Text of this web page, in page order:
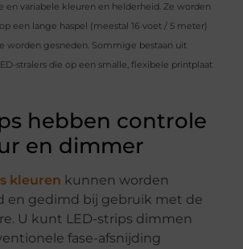
en variabele kleuren en helderheid. Ze worden
een lange haspel (meestal 16 voet / 5 meter)
worden gesneden. Sommige bestaan ​​uit
stralers die op een smalle, flexibele printplaat
hebben controle
en dimmer
kleuren kunnen worden
en gedimd bij gebruik met de
U kunt LED-strips dimmen
fase-afsnijding